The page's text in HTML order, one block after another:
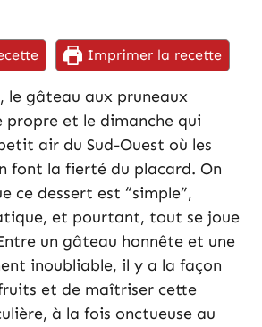
Imprimer la recette
le gâteau aux pruneaux
et le dimanche qui
air du Sud-Ouest où les
font la fierté du placard. On
ce dessert est “simple”,
et pourtant, tout se joue
un gâteau honnête et une
inoubliable, il y a la façon
et de maîtriser cette
à la fois onctueuse au